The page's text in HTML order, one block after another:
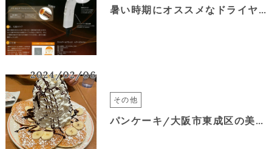
暑い時期にオススメなドライヤー！
2024/02/06
その他
パンケーキ/大阪市東成区の美容室＆*again-HAIR DESIGN-緑橋